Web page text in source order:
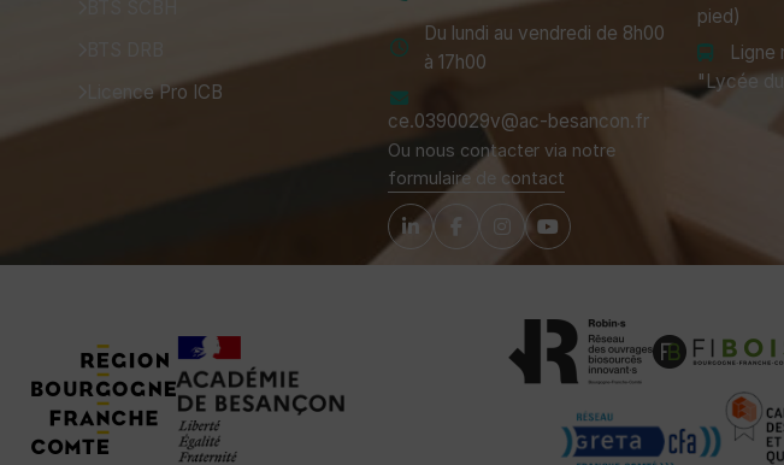
Licence Pro ICB
Du lundi au vendredi de 8h00
à 17h00
ce.0390029v@ac-besancon.fr
Ou nous contacter via notre
formulaire de contact
pied)
Ligne
"Lycée